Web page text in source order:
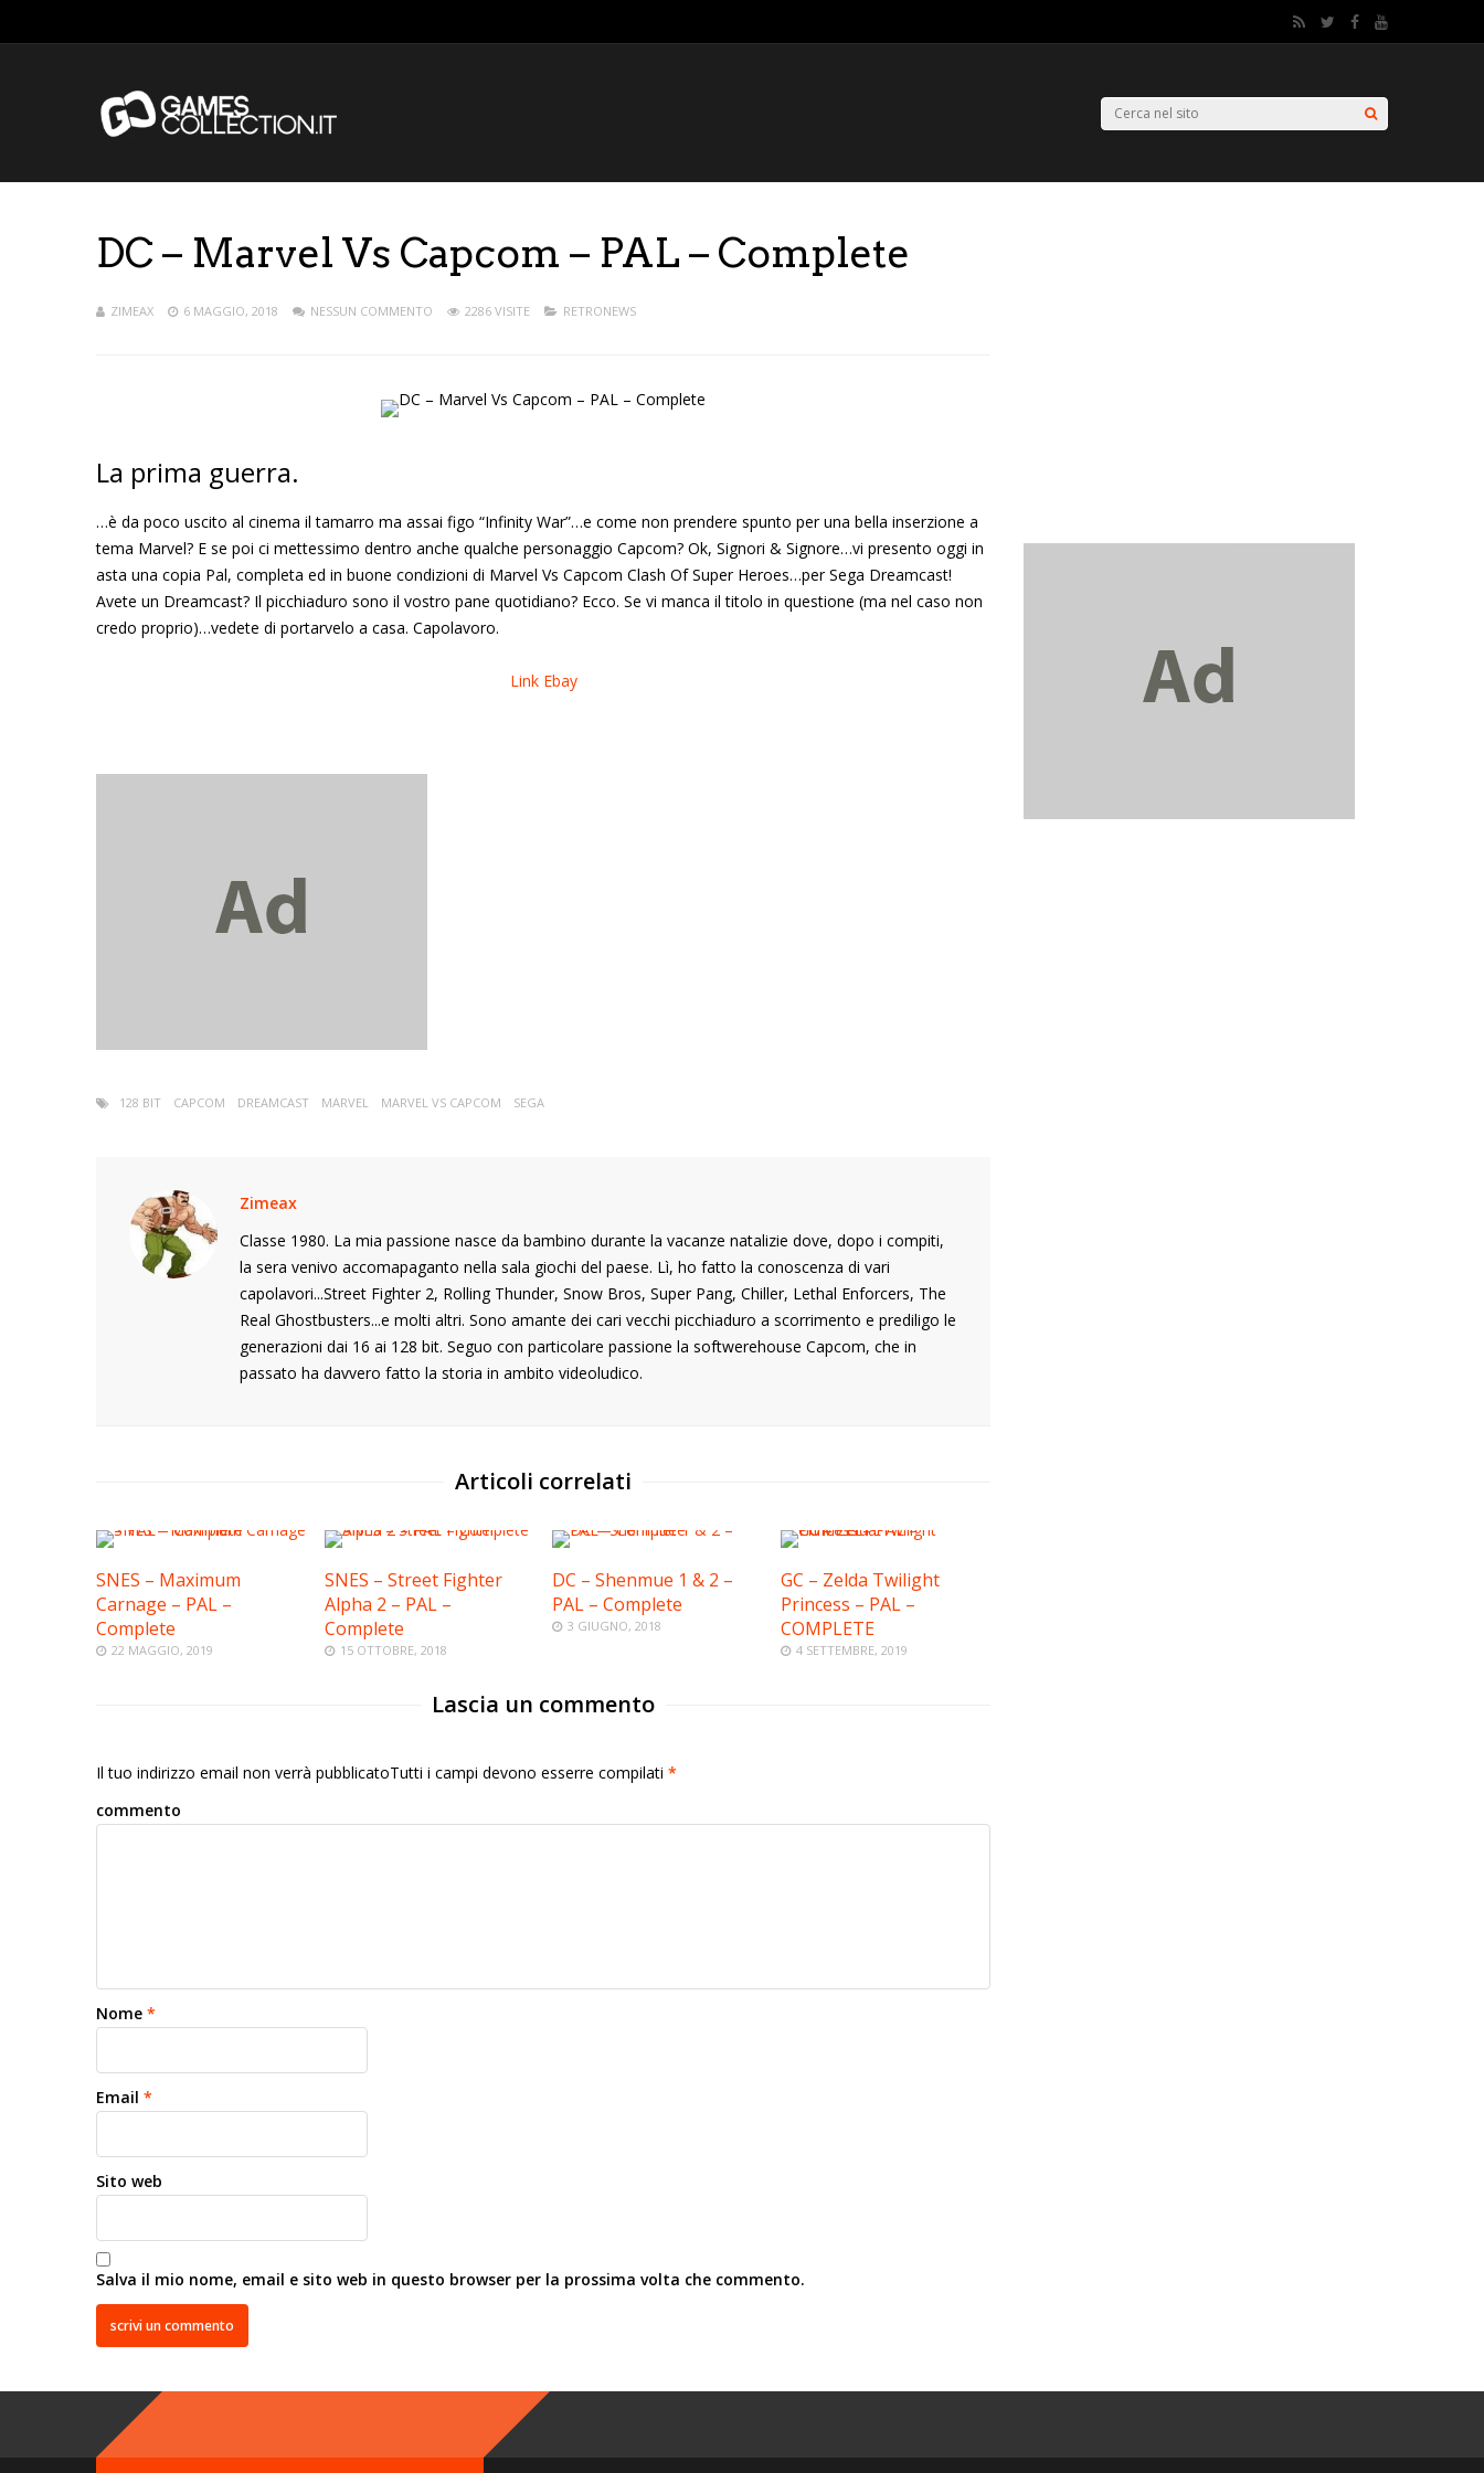
DC – Marvel Vs Capcom – PAL – Complete
ZIMEAX 6 MAGGIO, 2018 NESSUN COMMENTO 2286 VISITE RETRONEWS
La prima guerra.
…è da poco uscito al cinema il tamarro ma assai figo “Infinity War”…e come non prendere spunto per una bella inserzione a
tema Marvel? E se poi ci mettessimo dentro anche qualche personaggio Capcom? Ok, Signori & Signore…vi presento oggi in
asta una copia Pal, completa ed in buone condizioni di Marvel Vs Capcom Clash Of Super Heroes…per Sega Dreamcast!
Avete un Dreamcast? Il picchiaduro sono il vostro pane quotidiano? Ecco. Se vi manca il titolo in questione (ma nel caso non
credo proprio)…vedete di portarvelo a casa. Capolavoro.
Link Ebay
128 BIT CAPCOM DREAMCAST MARVEL MARVEL VS CAPCOM SEGA
Zimeax
Classe 1980. La mia passione nasce da bambino durante la vacanze natalizie dove, dopo i compiti,
la sera venivo accomapaganto nella sala giochi del paese. Lì, ho fatto la conoscenza di vari
capolavori...Street Fighter 2, Rolling Thunder, Snow Bros, Super Pang, Chiller, Lethal Enforcers, The
Real Ghostbusters...e molti altri. Sono amante dei cari vecchi picchiaduro a scorrimento e prediligo le
generazioni dai 16 ai 128 bit. Seguo con particolare passione la softwerehouse Capcom, che in
passato ha davvero fatto la storia in ambito videoludico.
Articoli correlati
SNES – Maximum
Carnage – PAL –
Complete
22 MAGGIO, 2019
SNES – Street Fighter
Alpha 2 – PAL –
Complete
15 OTTOBRE, 2018
DC – Shenmue 1 & 2 –
PAL – Complete
3 GIUGNO, 2018
GC – Zelda Twilight
Princess – PAL –
COMPLETE
4 SETTEMBRE, 2019
Lascia un commento
Il tuo indirizzo email non verrà pubblicatoTutti i campi devono esserre compilati *
commento
Nome *
Email *
Sito web
Salva il mio nome, email e sito web in questo browser per la prossima volta che commento.